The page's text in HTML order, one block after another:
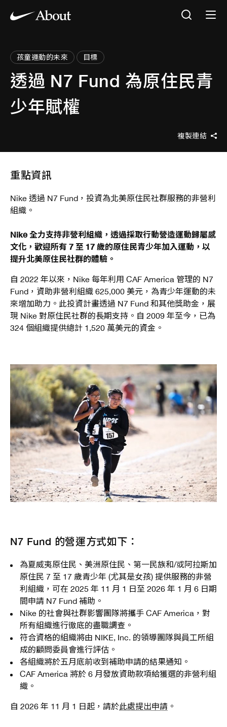
孩童運動的未來 目標
透過 N7 Fund 為原住民青
少年賦權
複製連結
重點資訊
Nike 透過 N7 Fund，投資為北美原住民社群服務的非營利
組織。
Nike 全力支持非營利組織，透過採取行動營造運動歸屬感
文化，歡迎所有 7 至 17 歲的原住民青少年加入運動，以
提升北美原住民社群的體驗。
自 2022 年以來，Nike 每年利用 CAF America 管理的 N7
Fund，資助非營利組織 625,000 美元，為青少年運動的未
來增加助力。此投資計畫透過 N7 Fund 和其他獎助金，展
現 Nike 對原住民社群的長期支持。自 2009 年至今，已為
324 個組織提供總計 1,520 萬美元的資金。
N7 Fund 的營運方式如下：
為夏威夷原住民、美洲原住民、第一民族和/或阿拉斯加
原住民 7 至 17 歲青少年 (尤其是女孩) 提供服務的非營
利組織，可在 2025 年 11 月 1 日至 2026 年 1 月 6 日期
間申請 N7 Fund 補助。
Nike 的社會與社群影響團隊將攜手 CAF America，對
所有組織進行徹底的盡職調查。
符合資格的組織將由 NIKE, Inc. 的領導團隊與員工所組
成的顧問委員會進行評估。
各組織將於五月底前收到補助申請的結果通知。
CAF America 將於 6 月發放資助款項給獲選的非營利組
織。
自 2026 年 11 月 1 日起，請於此處提出申請 。